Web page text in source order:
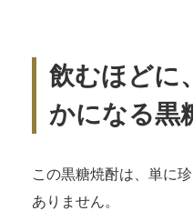
飲むほどに
かになる黒
この黒糖焼酎は、単に
ありません。